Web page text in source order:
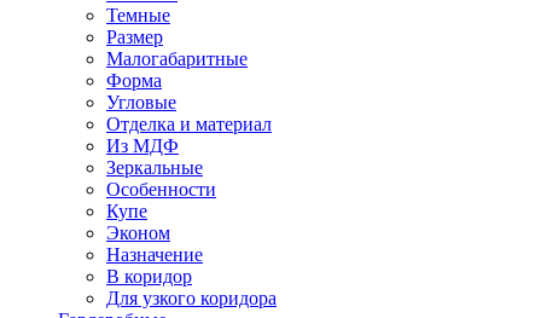
Темные
Размер
Малогабаритные
Форма
Угловые
Отделка и материал
Из МДФ
Зеркальные
Особенности
Купе
Эконом
Назначение
В коридор
Для узкого коридора